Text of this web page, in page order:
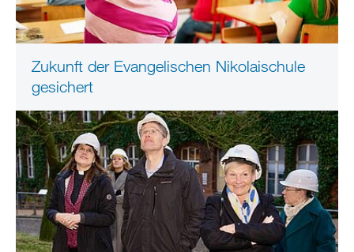
Zukunft der Evangelischen Nikolaischule
gesichert